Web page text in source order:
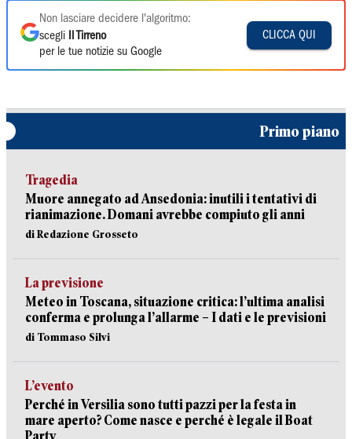
Non lasciare decidere l'algoritmo:
scegli
Il Tirreno
per le tue notizie su Google
CLICCA QUI
Primo piano
Tragedia
Muore annegato ad Ansedonia: inutili i tentativi di
rianimazione. Domani avrebbe compiuto gli anni
di Redazione Grosseto
La previsione
Meteo in Toscana, situazione critica: l’ultima analisi
conferma e prolunga l’allarme – I dati e le previsioni
di Tommaso Silvi
L’evento
Perché in Versilia sono tutti pazzi per la festa in
mare aperto? Come nasce e perché è legale il Boat